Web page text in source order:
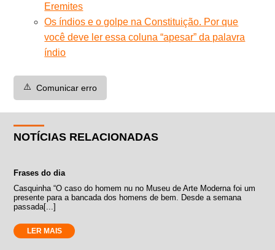
Eremites
Os índios e o golpe na Constituição. Por que
você deve ler essa coluna “apesar” da palavra
índio
⚠️ Comunicar erro
NOTÍCIAS RELACIONADAS
Frases do dia
Casquinha “O caso do homem nu no Museu de Arte Moderna foi um
presente para a bancada dos homens de bem. Desde a semana
passada[...]
LER MAIS